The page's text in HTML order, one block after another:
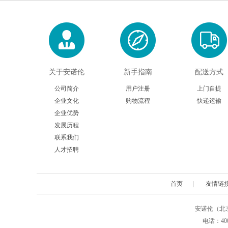
关于安诺伦
公司简介
企业文化
企业优势
发展历程
联系我们
人才招聘
新手指南
用户注册
购物流程
配送方式
上门自提
快递运输
首页 友情链
安诺伦（北
电话：